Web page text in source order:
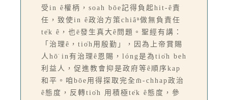
受in ê權柄，soah bōe記得負起hit-ê責
任，致使in ê政治方策chiâⁿ做無負責任
te̍k ê，也ē發生真大ê問題。聖經有講：
「治理ê，tio̍h用殷勤」，因為上帝賞賜
人hō͘ in有治理ê恩賜，lóng是為tio̍h beh
利益人，促進教會抑是政府等ê順序kap
和平。咱bōe用得探取完全m̄-chhap政治
ê態度，反轉tio̍h 用積極te̍k ê態度，參